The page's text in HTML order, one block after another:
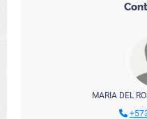
MARIA DEL